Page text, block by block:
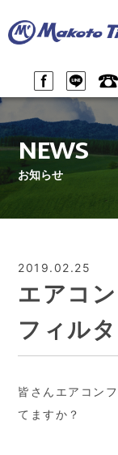
SERVICE
サービス案内
CUSTOMER'S VOICE
お客様の声
プライバシーポ
NEWS
お知らせ
2019.02.25
エアコ
フィル
皆さんエアコン
てますか？